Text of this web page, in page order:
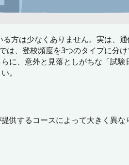
方は少なくありません。実は、
、登校頻度を3つのタイプに分
に、意外と見落としがちな「試
。
供するコースによって大きく異な